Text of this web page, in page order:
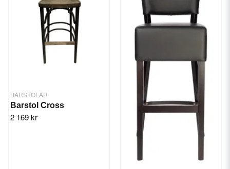
BARSTOLAR
Barstol Cross
2 169 kr